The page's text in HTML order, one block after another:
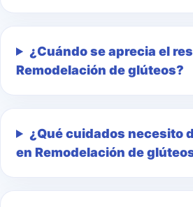
¿Cuándo se aprecia el
Remodelación de glúteos?
¿Qué cuidados necesito
en Remodelación de